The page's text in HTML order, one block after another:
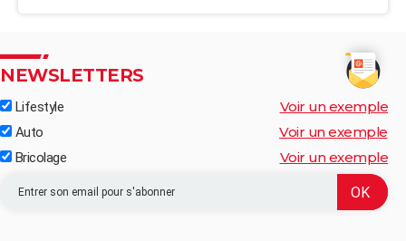
NEWSLETTERS
Lifestyle Voir un exemple
Auto Voir un exemple
Bricolage Voir un exemple